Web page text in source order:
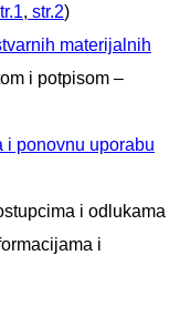
, str.2)
materijalnih
i potpisom –
i ponovnu uporabu
i odlukama
i